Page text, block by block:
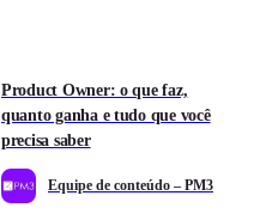
Product Owner: o que faz,
quanto ganha e tudo que você
precisa saber
Equipe de conteúdo – PM3